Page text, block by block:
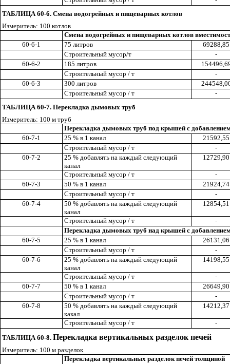
ТАБЛИЦА 60-6. Смена водогрейных и пищеварных котлов
Измеритель: 100 котлов
Смена водогрейных и пищеварных котлов
60-6-1
75 литров
69288,85
Строительный мусор/т
-
60-6-2
185 литров
Строительный мусор / т
-
60-6-3
300 литров
Строительный мусор / т
-
ТАБЛИЦА 60-7. Перекладка дымовых труб
Измеритель: 100 м труб
Перекладка дымовых труб под крышей с
60-7-1
25 % в 1 канал
21592,55
Строительный мусор / т
-
60-7-2
25 % добавлять на каждый следующий
канал
12729,90
Строительный мусор / т
-
60-7-3
50 % в 1 канал
21924,74
Строительный мусор / т
-
60-7-4
50 % добавлять на каждый следующий
канал
12854,51
Строительный мусор / т
-
Перекладка дымовых труб над крышей с
60-7-5
25 % в 1 канал
26131,06
Строительный мусор / т
-
60-7-6
25 % добавлять на каждый следующий
канал
14198,55
Строительный мусор / т
-
60-7-7
50 % в 1 канал
26649,90
Строительный мусор / т
-
60-7-8
50 % добавлять на каждый следующий
какал
14212,37
Строительный мусор / т
-
ТАБЛИЦА 60-8. Перекладка вертикальных разделок печей
Измеритель: 100 м разделок
Перекладка вертикальных разделок печей толщиной